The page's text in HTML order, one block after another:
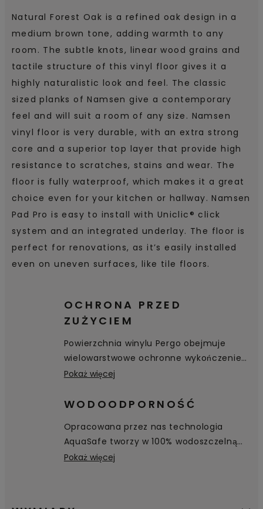
Natural Forest Oak is a refined oak design in a
medium brown tone, adding warmth to any
room. The subtle knots, linear wood grains and
tactile structure of this vinyl floor gives it a
highly naturalistic look and feel. The classic
sized planks of Namsen give a contemporary
feel and will suit a room of any size. Namsen
vinyl floor is very durable, with an extra strong
core and a superior top layer that provide high
resistance to scratches, stains and wear. The
floor is fully waterproof, which makes it a great
choice even for your kitchen or hallway. Namsen
Pad Pro is easy to install with Uniclic® click
system and an integrated underlay. The floor is
perfect for renovations, as it’s easily installed
even on uneven surfaces, like tile floors.
OCHRONA PRZED
ZUŻYCIEM
Powierzchnia winylu Pergo obejmuje
wielowarstwowe ochronne wykończenie
podłogi. Wierzchnia warstwa ochronna
zapewnia odporność na zużycie i łatwą
Pokaż więcej
WODOODPORNOŚĆ
Opracowana przez nas technologia
AquaSafe tworzy w 100% wodoszczelną
powierzchnię — nawet wgłąb fazowania —
Pokaż więcej